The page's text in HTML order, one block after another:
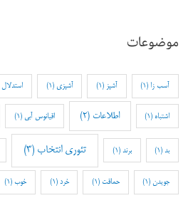
موضوعات
آسب زا (1) آشپز (1) آشپزی (1) استدلال
اشتباه (1) اطلاعات (2) اقیانوس آبی (1)
بد(1) برند (1) تئوری انتخاب (3)
جویدن (1) حماقت (1) خرد (1) خوب(1)